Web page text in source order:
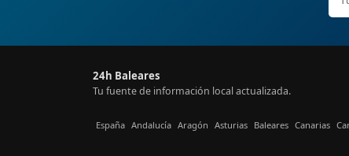
24h Baleares
Tu fuente de información local actualizada.
España Andalucía Aragón Asturias Baleares Canarias